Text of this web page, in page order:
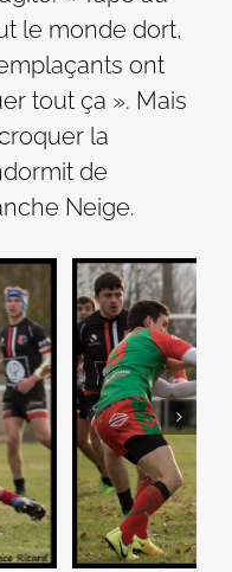
le monde dort,
ont
tout ça ». Mais
la
de
Neige.